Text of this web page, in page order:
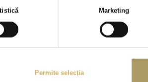
consimțământuluiMarketing
Permite selecția